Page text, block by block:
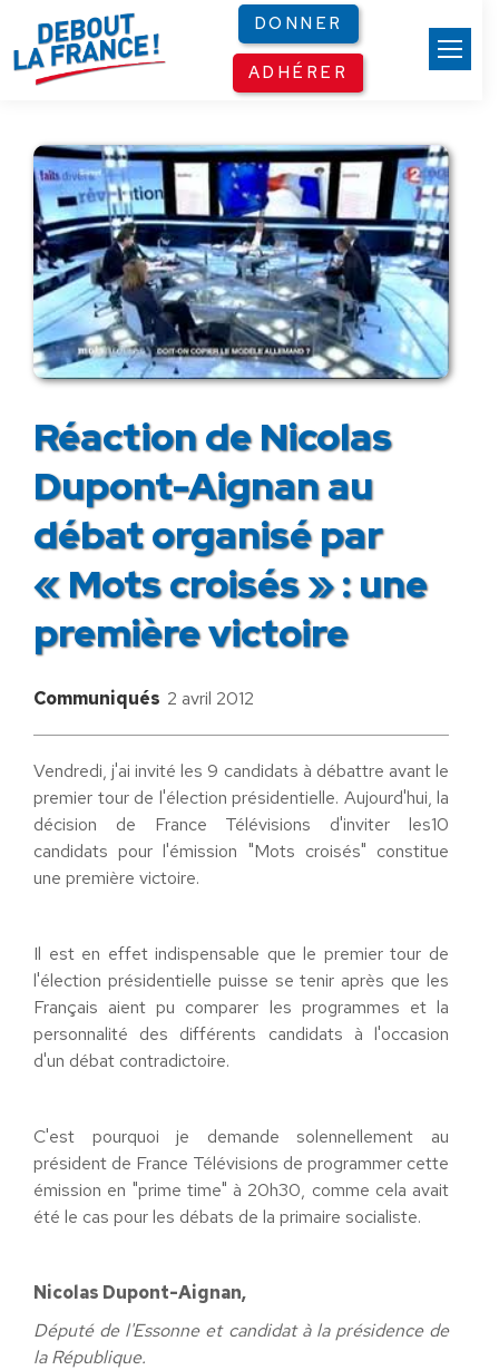
DONNER
ADHÉRER
Réaction de Nicolas
Dupont-Aignan au
débat organisé par
« Mots croisés » : une
première victoire
Communiqués 2 avril 2012
Vendredi, j'ai invité les 9 candidats à débattre avant le
premier tour de l'élection présidentielle. Aujourd'hui, la
décision de France Télévisions d'inviter les10
candidats pour l'émission "Mots croisés" constitue
une première victoire.
Il est en effet indispensable que le premier tour de
l'élection présidentielle puisse se tenir après que les
Français aient pu comparer les programmes et la
personnalité des différents candidats à l'occasion
d'un débat contradictoire.
C'est pourquoi je demande solennellement au
président de France Télévisions de programmer cette
émission en "prime time" à 20h30, comme cela avait
été le cas pour les débats de la primaire socialiste.
Nicolas Dupont-Aignan,
Député de l'Essonne et candidat à la présidence de
la République.
Panneau de gestion des cookies